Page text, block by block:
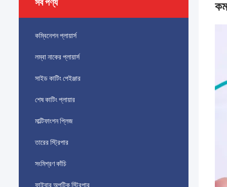
সব পণ্য
কম্বিনেশন প্লায়ার্স
লম্বা নাকের প্লায়ার্স
সাইড কাটিং পেইঞ্জার
শেষ কাটিং প্লায়ার
মাল্টিফাংশন প্লিজ
তারের স্ট্রিপার
সংমিশ্রণ কাঁচি
ফাইবার অপটিক স্ট্রিপার